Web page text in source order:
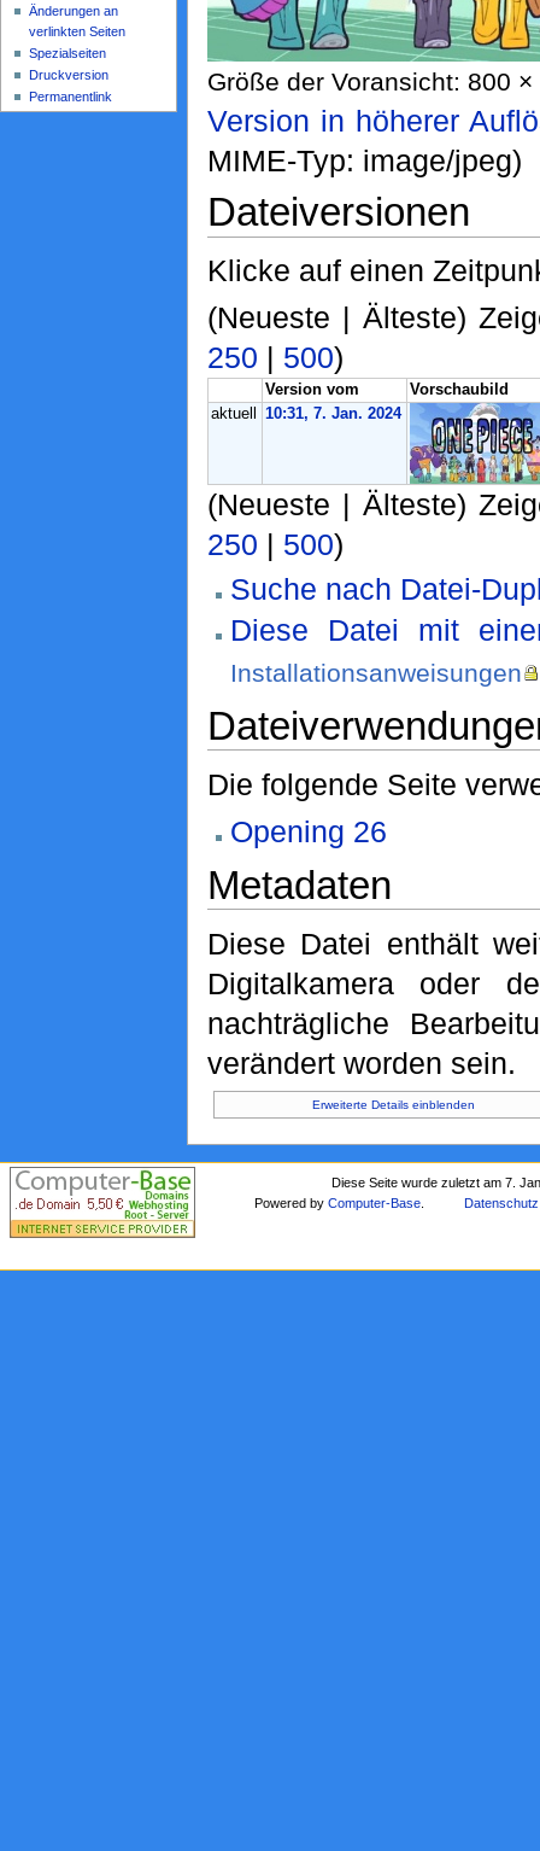
Größe der Voransicht: 800
Version in höherer
MIME-Typ: image/jpeg)
Dateiversionen
Klicke auf einen
(Neueste | Älteste)
250 | 500)
Version vom
Vorschaubild
aktuell
10:31, 7. Jan. 2024
(Neueste | Älteste)
250 | 500)
Suche nach Datei-
Diese Datei mit
Installationsanweisungen
Die folgende Seite
Opening 26
Metadaten
Diese Datei enthält
Digitalkamera oder
nachträgliche
verändert worden sein.
Erweiterte Details einblenden
Änderungen an
verlinkten Seiten
Spezialseiten
Druckversion
Permanentlink
Diese Seite wurde zuletzt am 7.
Powered byComputer-Base Datenschutz